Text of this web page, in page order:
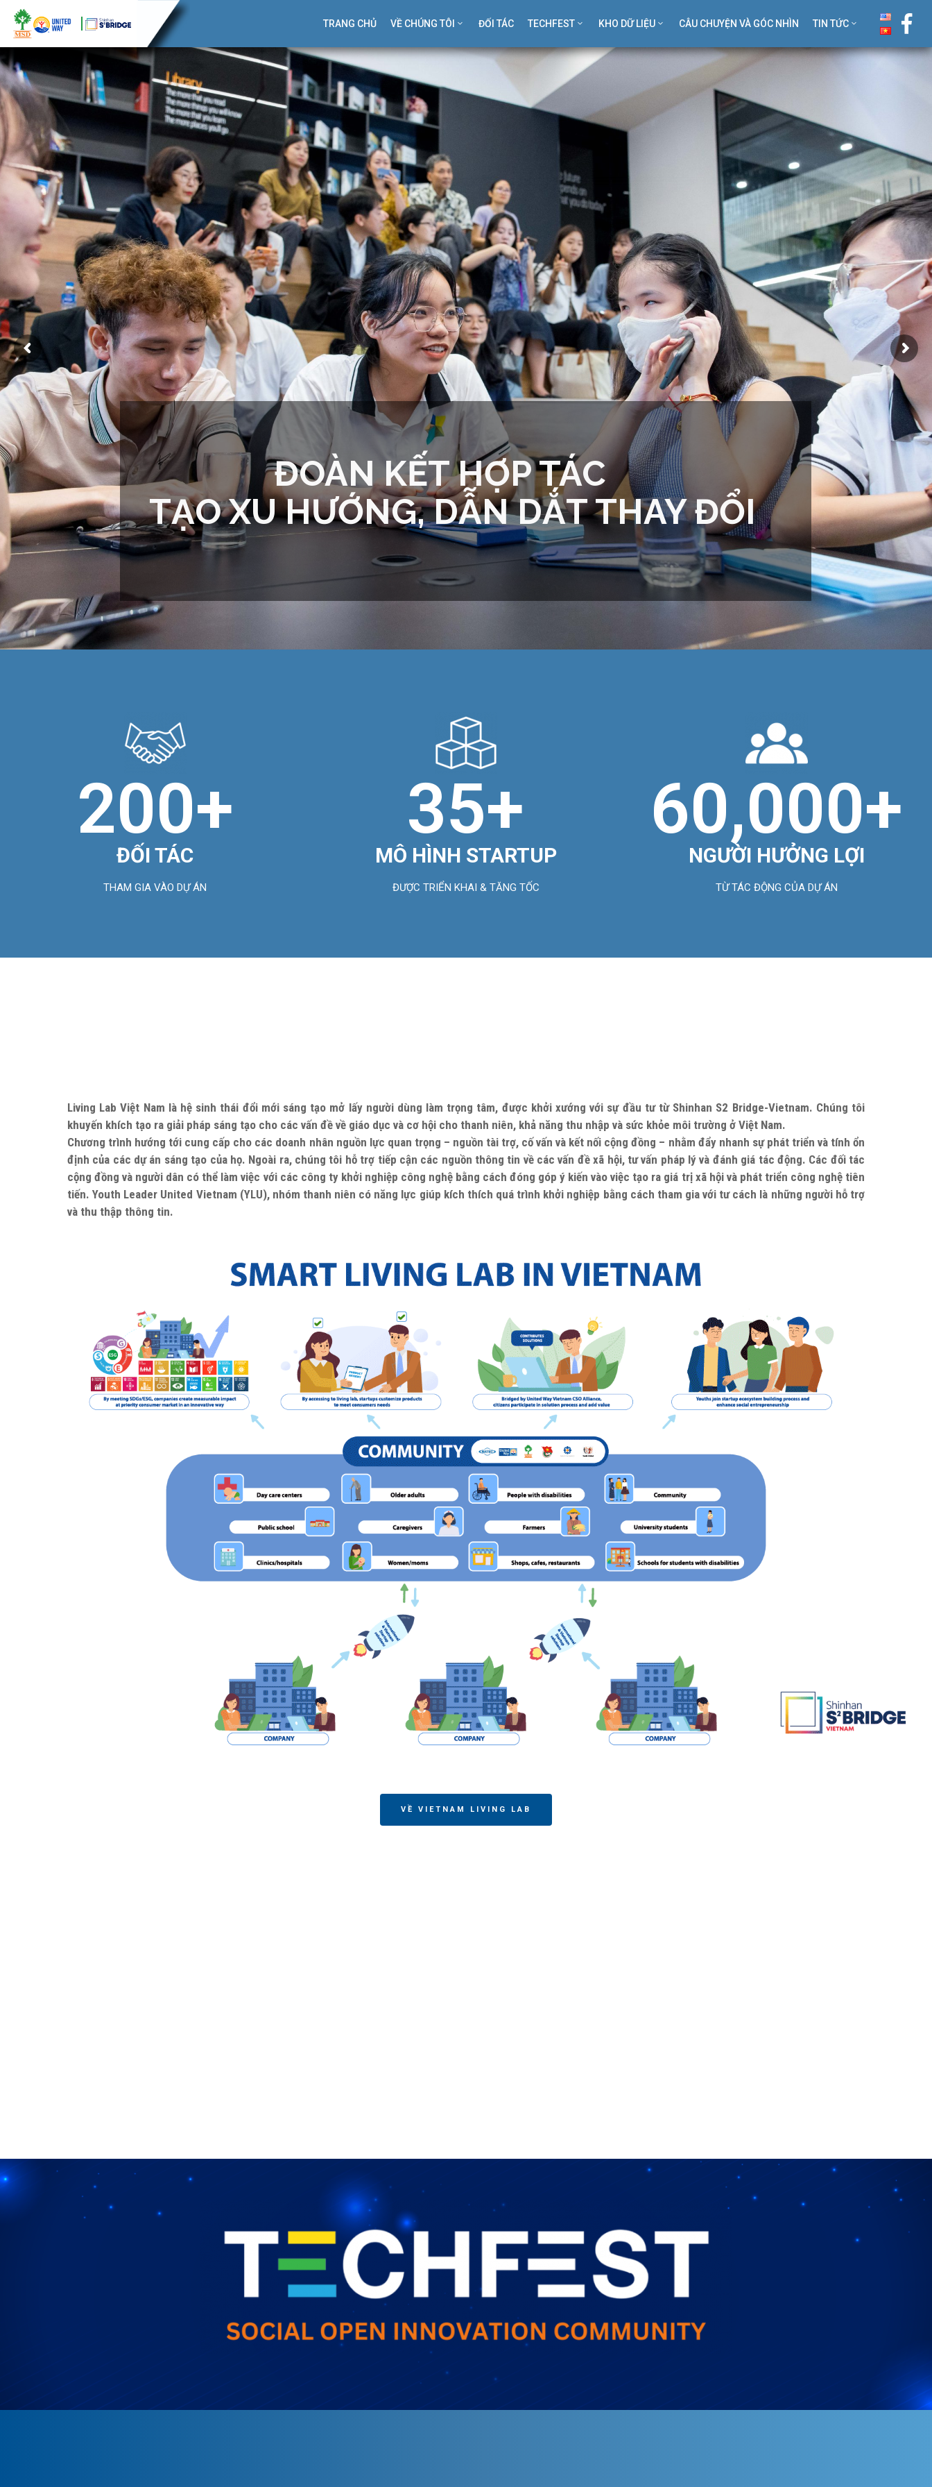
TRANG CHỦ VỀ CHÚNG TÔI ĐỐI TÁC TECHFEST KHO DỮ LIỆU CÂU CHUYỆN VÀ GÓC NHÌN TIN TỨC
ĐOÀN KẾT HỢP TÁC
TẠO XU HƯỚNG, DẪN DẮT THAY ĐỔI
200+
ĐỐI TÁC
THAM GIA VÀO DỰ ÁN
35+
MÔ HÌNH STARTUP
ĐƯỢC TRIỂN KHAI & TĂNG TỐC
60,000+
NGƯỜI HƯỞNG LỢI
TỪ TÁC ĐỘNG CỦA DỰ ÁN
Living Lab Việt Nam là hệ sinh thái đổi mới sáng tạo mở lấy người dùng làm trọng tâm, được khởi xướng với sự đầu tư từ Shinhan S2 Bridge-Vietnam. Chúng tôi
khuyến khích tạo ra giải pháp sáng tạo cho các vấn đề về giáo dục và cơ hội cho thanh niên, khả năng thu nhập và sức khỏe môi trường ở Việt Nam.
Chương trình hướng tới cung cấp cho các doanh nhân nguồn lực quan trọng – nguồn tài trợ, cố vấn và kết nối cộng đồng – nhằm đẩy nhanh sự phát triển và tính ổn
định của các dự án sáng tạo của họ. Ngoài ra, chúng tôi hỗ trợ tiếp cận các nguồn thông tin về các vấn đề xã hội, tư vấn pháp lý và đánh giá tác động. Các đối tác
cộng đồng và người dân có thể làm việc với các công ty khởi nghiệp công nghệ bằng cách đóng góp ý kiến vào việc tạo ra giá trị xã hội và phát triển công nghệ tiên
tiến. Youth Leader United Vietnam (YLU), nhóm thanh niên có năng lực giúp kích thích quá trình khởi nghiệp bằng cách tham gia với tư cách là những người hỗ trợ
và thu thập thông tin.
VỀ VIETNAM LIVING LAB